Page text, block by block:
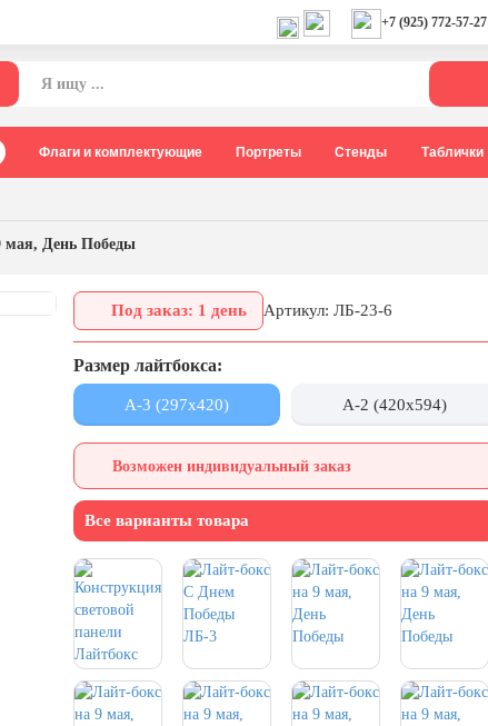
+7 (925) 772-57-27
Флаги и комплектующие Портреты Стенды Таблички
мая, День Победы
Под заказ: 1 день Артикул: ЛБ-23-6
Размер лайтбокса:
А-3 (297x420) А-2 (420x594)
Возможен индивидуальный заказ
Все варианты товара